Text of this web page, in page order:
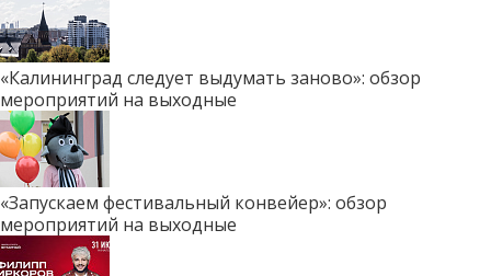
«Калининград следует выдумать заново»: обзор
мероприятий на выходные
«Запускаем фестивальный конвейер»: обзор
мероприятий на выходные